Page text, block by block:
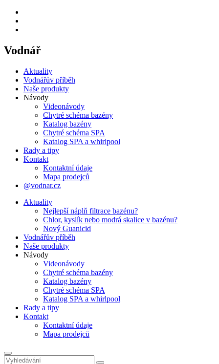
Vodnář
Aktuality
Vodnářův příběh
Naše produkty
Návody
Videonávody
Chytré schéma bazény
Katalog bazény
Chytré schéma SPA
Katalog SPA a whirlpool
Rady a tipy
Kontakt
Kontaktní údaje
Mapa prodejců
@vodnar.cz
Aktuality
Nejlepší náplň filtrace bazénu?
Chlor, kyslík nebo modrá skalice v bazénu?
Nový Guanicid
Vodnářův příběh
Naše produkty
Návody
Videonávody
Chytré schéma bazény
Katalog bazény
Chytré schéma SPA
Katalog SPA a whirlpool
Rady a tipy
Kontakt
Kontaktní údaje
Mapa prodejců